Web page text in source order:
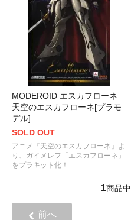
MODEROID エスカフローネ
天空のエスカフローネ[プラモ
デル]
SOLD OUT
アニメ『天空のエスカフローネ』よ
り、ガイメレフ「エスカフローネ」
をプラキット化！
1商品中
前へ